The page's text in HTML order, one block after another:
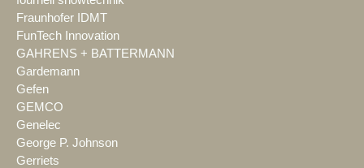
Fraunhofer IDMT
FunTech Innovation
GAHRENS + BATTERMANN
Gardemann
Gefen
GEMCO
Genelec
George P. Johnson
Gerriets